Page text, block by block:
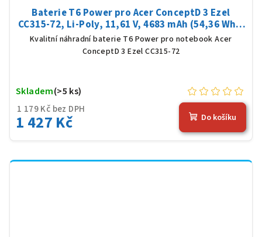
Baterie T6 Power pro Acer ConceptD 3 Ezel
CC315-72, Li-Poly, 11,61 V, 4683 mAh (54,36 Wh),
černá
Kvalitní náhradní baterie T6 Power pro notebook Acer
ConceptD 3 Ezel CC315-72
1 179 Kč bez DPH
1 427 Kč
Skladem(>5 ks)
Do košíku